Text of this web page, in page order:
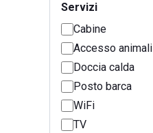
Servizi
Cabine
Accesso animali
Doccia calda
Posto barca
WiFi
TV